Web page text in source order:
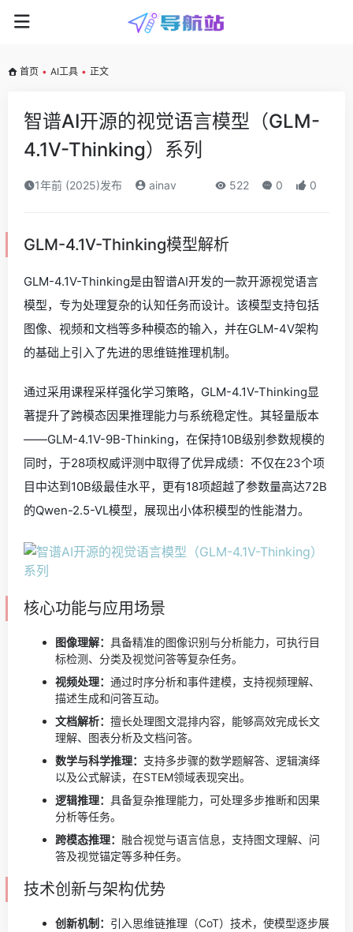
首页 • AI工具 • 正文
智谱AI开源的视觉语言模型（GLM-
4.1V-Thinking）系列
1年前 (2025)发布 ainav 522 0 0
GLM-4.1V-Thinking模型解析
GLM-4.1V-Thinking是由智谱AI开发的一款开源视觉语言
模型，专为处理复杂的认知任务而设计。该模型支持包括
图像、视频和文档等多种模态的输入，并在GLM-4V架构
的基础上引入了先进的思维链推理机制。
通过采用课程采样强化学习策略，GLM-4.1V-Thinking显
著提升了跨模态因果推理能力与系统稳定性。其轻量版本
——GLM-4.1V-9B-Thinking，在保持10B级别参数规模的
同时，于28项权威评测中取得了优异成绩：不仅在23个项
目中达到10B级最佳水平，更有18项超越了参数量高达72B
的Qwen-2.5-VL模型，展现出小体积模型的性能潜力。
核心功能与应用场景
图像理解： 具备精准的图像识别与分析能力，可执行目
标检测、分类及视觉问答等复杂任务。
视频处理： 通过时序分析和事件建模，支持视频理解、
描述生成和问答互动。
文档解析： 擅长处理图文混排内容，能够高效完成长文
理解、图表分析及文档问答。
数学与科学推理： 支持多步骤的数学题解答、逻辑演绎
以及公式解读，在STEM领域表现突出。
逻辑推理： 具备复杂推理能力，可处理多步推断和因果
分析等任务。
跨模态推理： 融合视觉与语言信息，支持图文理解、问
答及视觉锚定等多种任务。
技术创新与架构优势
创新机制： 引入思维链推理（CoT）技术，使模型逐步展